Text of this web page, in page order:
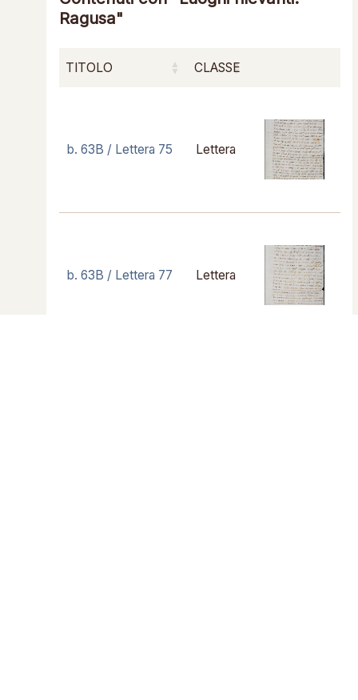
Ragusa"
TITOLO CLASSE
b. 63B / Lettera 75 Lettera
b. 63B / Lettera 77 Lettera